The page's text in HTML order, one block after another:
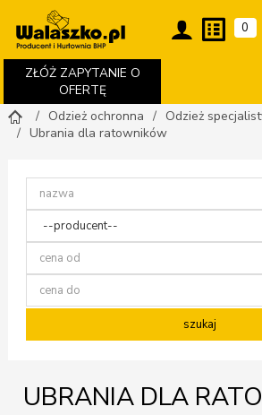
ZŁÓŻ ZAPYTANIE O
OFERTĘ
0
Odzież ochronna
Odzież
Ubrania dla ratowników
UBRANIA DLA